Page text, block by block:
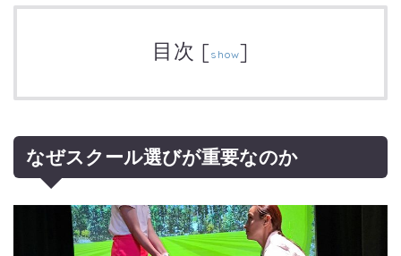
目次 [show]
なぜスクール選びが重要なのか